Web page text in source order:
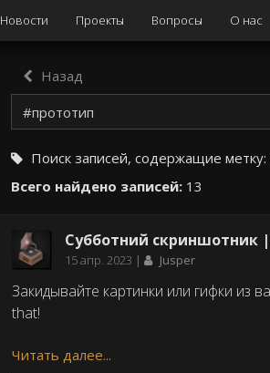
Новости Проекты Вопросы О нас
Назад
Поиск записей, содержащие метку:
Всего найдено записей: 13
Субботний скриншотник
Дата
15 апр. 2023 Jusper
Закидывайте картинки или гифки из
that!
Читать далее...